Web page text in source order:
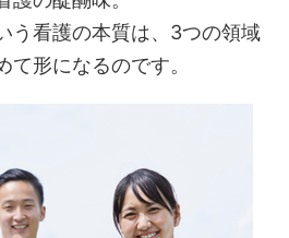
う看護の本質は、3つの領域
形になるのです。